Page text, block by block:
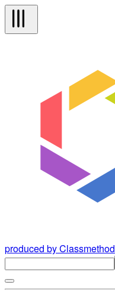
produced by Classmethod